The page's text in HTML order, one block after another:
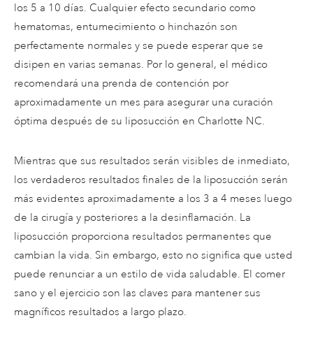
los 5 a 10 días. Cualquier efecto secundario como
hematomas, entumecimiento o hinchazón son
perfectamente normales y se puede esperar que se
disipen en varias semanas. Por lo general, el médico
recomendará una prenda de contención por
aproximadamente un mes para asegurar una curación
óptima después de su liposucción en Charlotte NC.
Mientras que sus resultados serán visibles de inmediato,
los verdaderos resultados finales de la liposucción serán
más evidentes aproximadamente a los 3 a 4 meses luego
de la cirugía y posteriores a la desinflamación. La
liposucción proporciona resultados permanentes que
cambian la vida. Sin embargo, esto no significa que usted
puede renunciar a un estilo de vida saludable. El comer
sano y el ejercicio son las claves para mantener sus
magníficos resultados a largo plazo.